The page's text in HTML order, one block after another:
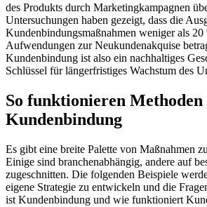
des Produkts durch Marketingkampagnen
Untersuchungen haben gezeigt, dass die
Kundenbindungsmaßnahmen weniger als
Aufwendungen zur Neukundenakquise
Kundenbindung ist also ein nachhaltiges
Schlüssel für längerfristiges Wachstum des
So funktionieren
Kundenbindung
Es gibt eine breite Palette von Maßnahmen
Einige sind branchenabhängig, andere auf
zugeschnitten. Die folgenden Beispiele
eigene Strategie zu entwickeln und die
ist Kundenbindung und wie funktioniert